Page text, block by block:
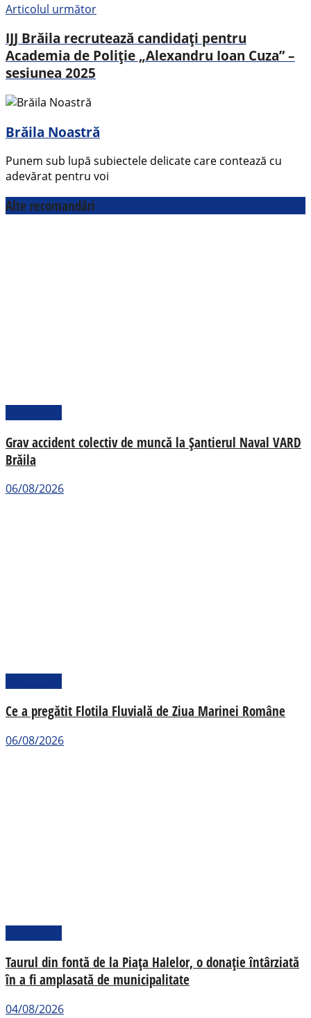
Articolul următor
IJJ Brăila recrutează candidați pentru
Academia de Poliție „Alexandru Ioan Cuza” –
sesiunea 2025
Brăila Noastră
Punem sub lupă subiectele delicate care contează cu
adevărat pentru voi
Alte recomandări
Grav accident colectiv de muncă la Șantierul Naval VARD
Brăila
06/08/2026
Ce a pregătit Flotila Fluvială de Ziua Marinei Române
06/08/2026
Taurul din fontă de la Piața Halelor, o donație întârziată
în a fi amplasată de municipalitate
04/08/2026